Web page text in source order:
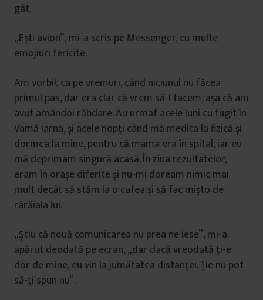
gât.
„Ești avion”, mi-a scris pe Messenger, cu multe
emojiuri fericite.
Am vorbit ca pe vremuri, când niciunul nu făcea
primul pas, dar era clar că vrem să-l facem, așa că am
avut amândoi răbdare. Au urmat acele luni cu fugit în
Vamă iarna, și acele nopți când mă medita la fizică și
dormea la mine, pentru că mama era în spital, iar eu
mă deprimam singură acasă. În ziua rezultatelor,
eram în orașe diferite și nu-mi doream nimic mai
mult decât să stăm la o cafea și să fac mișto de
rârâiala lui.
„Știu că nouă comunicarea nu prea ne iese”, mi-a
apărut deodată pe ecran, „dar dacă vreodată ți-e
dor de mine, eu vin la jumătatea distanței. Ție nu pot
să-ți spun nu”.